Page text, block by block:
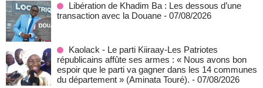
Libération de Khadim Ba : Les dessous d’une
transaction avec la Douane - 07/08/2026
Kaolack - Le parti Kiiraay-Les Patriotes
républicains affûte ses armes : « Nous avons bon
espoir que le parti va gagner dans les 14 communes
du département » (Aminata Touré). - 07/08/2026